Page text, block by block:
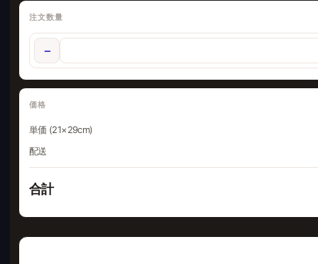
注文数量
−
価格
単価 (21×29cm)
配送
合計